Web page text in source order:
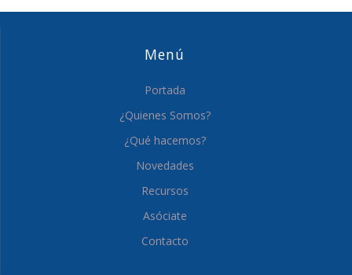
Menú
Portada
¿Quienes Somos?
¿Qué hacemos?
Novedades
Recursos
Asóciate
Contacto